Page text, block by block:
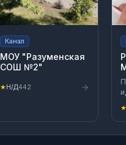
Канал
МОУ "Разуменская
СОШ №2"
★Н/Д442
★